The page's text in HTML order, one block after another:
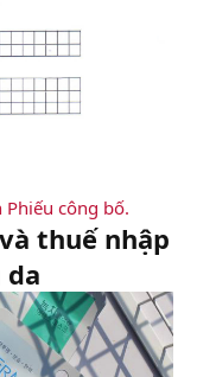
Phiếu công bố.
thuế nhập